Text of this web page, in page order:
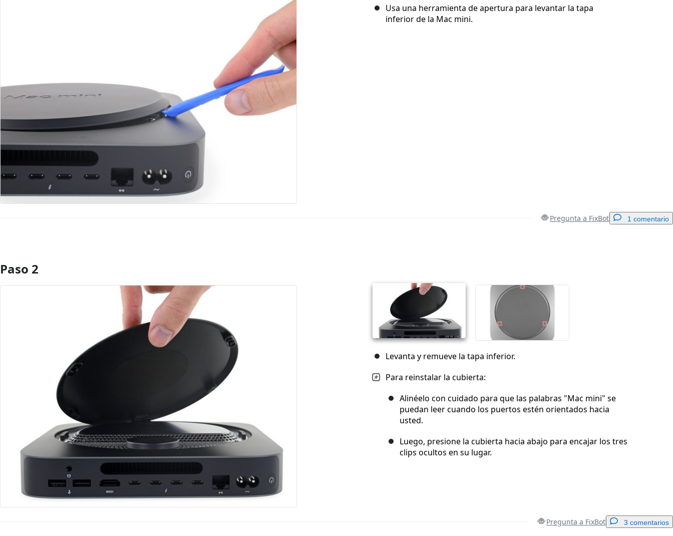
Usa una herramienta de apertura para levantar la tapa
inferior de la Mac mini.
Pregunta a FixBot 1 comentario
Agregar Comentario
Cancelar
Paso 2
Levanta y remueve la tapa inferior.
Para reinstalar la cubierta:
Alinéelo con cuidado para que las palabras "Mac mini" se
puedan leer cuando los puertos estén orientados hacia
usted.
Luego, presione la cubierta hacia abajo para encajar los tres
clips ocultos en su lugar.
Pregunta a FixBot 3 comentarios